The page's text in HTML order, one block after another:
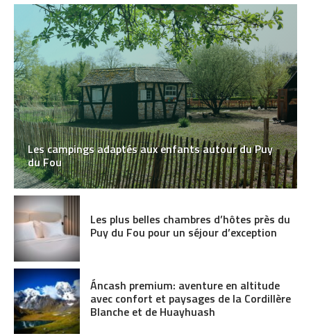
Les campings adaptés aux enfants autour du Puy
du Fou
Les plus belles chambres d’hôtes près du
Puy du Fou pour un séjour d’exception
Áncash premium: aventure en altitude
avec confort et paysages de la Cordillère
Blanche et de Huayhuash